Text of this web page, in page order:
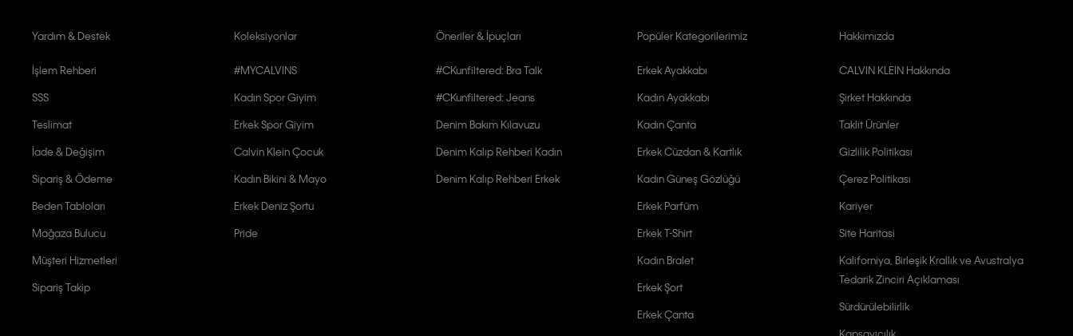
Yardım & Destek
İşlem Rehberi
SSS
Teslimat
İade & Değişim
Sipariş & Ödeme
Beden Tabloları
Mağaza Bulucu
Müşteri Hizmetleri
Sipariş Takip
Koleksiyonlar
#MYCALVINS
Kadın Spor Giyim
Erkek Spor Giyim
Calvin Klein Çocuk
Kadın Bikini & Mayo
Erkek Deniz Şortu
Pride
Öneriler & İpuçları
#CKunfiltered: Bra Talk
#CKunfiltered: Jeans
Denim Bakım Kılavuzu
Denim Kalıp Rehberi Kadın
Denim Kalıp Rehberi Erkek
Popüler Kategorilerimiz
Erkek Ayakkabı
Kadın Ayakkabı
Kadın Çanta
Erkek Cüzdan & Kartlık
Kadın Güneş Gözlüğü
Erkek Parfüm
Erkek T-Shirt
Kadın Bralet
Erkek Şort
Erkek Çanta
Hakkımızda
CALVIN KLEIN Hakkında
Şirket Hakkında
Taklit Ürünler
Gizlilik Politikası
Çerez Politikası
Kariyer
Site Haritasi
Kaliforniya, Birleşik Krallık ve Avustralya
Tedarik Zinciri Açıklaması
Sürdürülebilirlik